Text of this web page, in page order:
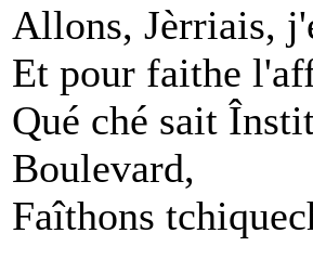
Allons, Jèrriais,
Et pour faithe
Qué ché sait
Boulevard,
Faîthons